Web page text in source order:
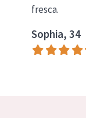
fresca.
Sophia, 34